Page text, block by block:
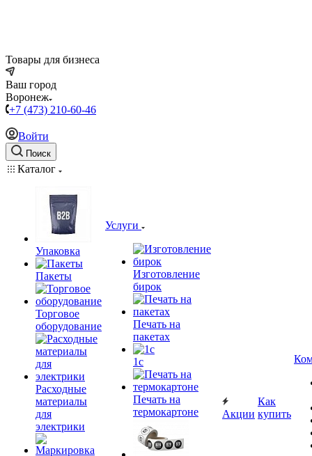
Товары для бизнеса
Ваш город
Воронеж
+7 (473) 210-60-46
Войти
Поиск
Каталог
Упаковка
Пакеты
Торговое
оборудование
Расходные
материалы
для
электрики
Услуги
Изготовление
бирок
Печать на
пакетах
1c
Печать на
термокартоне
Акции
Как
купить